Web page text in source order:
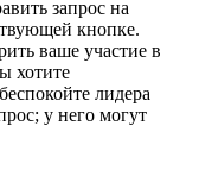
запрос на
кнопке.
ваше участие в
хотите
лидера
у него могут